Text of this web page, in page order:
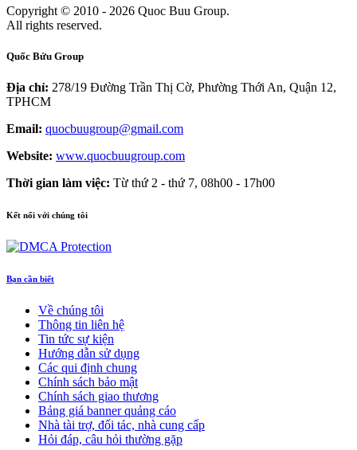
Copyright © 2010 - 2026 Quoc Buu Group.
All rights reserved.
Quốc Bửu Group
Địa chỉ: 278/19 Đường Trần Thị Cờ, Phường Thới An, Quận 12,
TPHCM
Email: quocbuugroup@gmail.com
Website: www.quocbuugroup.com
Thời gian làm việc: Từ thứ 2 - thứ 7, 08h00 - 17h00
Kết nối với chúng tôi
Bạn cần biết
Về chúng tôi
Thông tin liên hệ
Tin tức sự kiện
Hướng dẫn sử dụng
Các qui định chung
Chính sách bảo mật
Chính sách giao thương
Bảng giá banner quảng cáo
Nhà tài trợ, đối tác, nhà cung cấp
Hỏi đáp, câu hỏi thường gặp